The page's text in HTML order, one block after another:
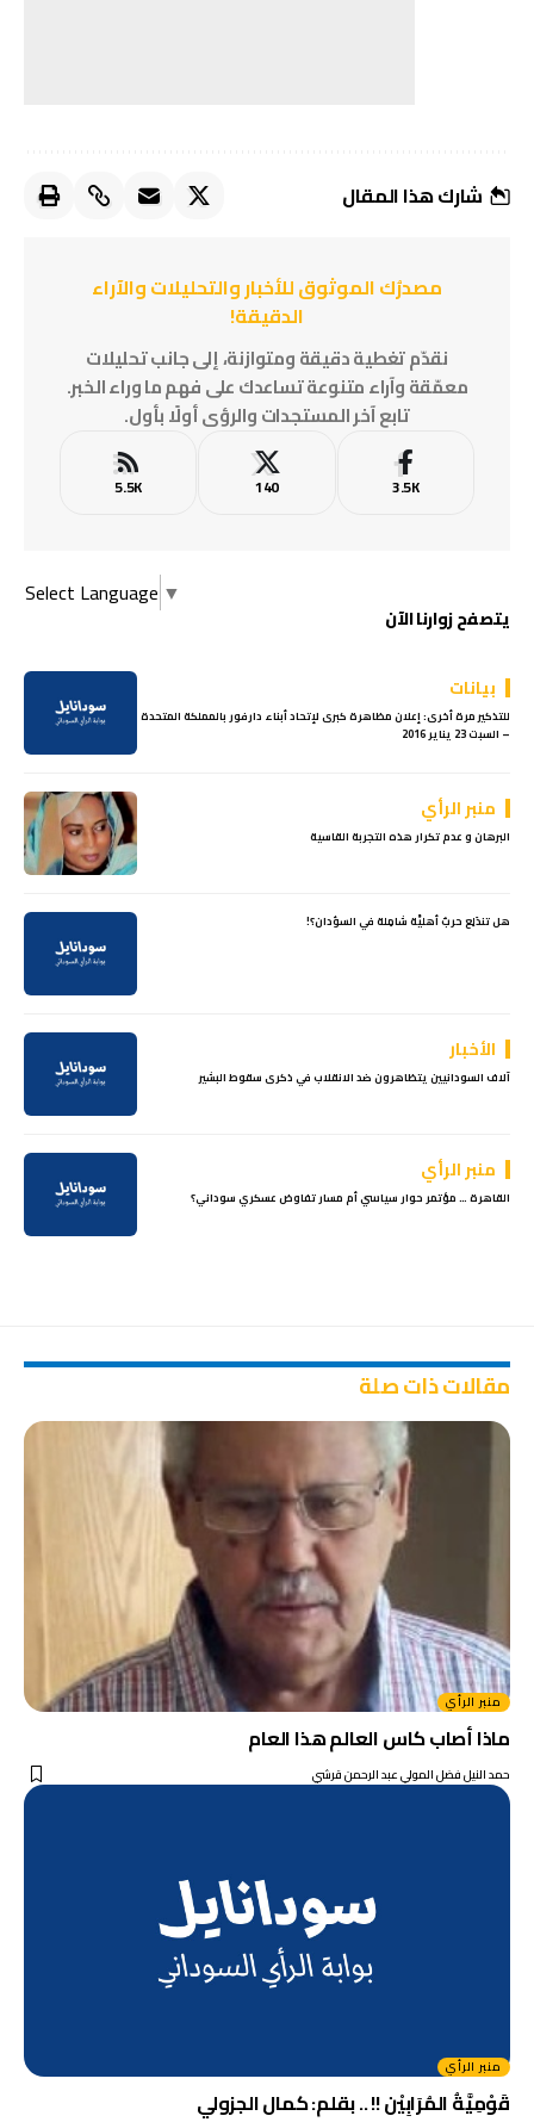
شارك هذا المقال
مصدرُك الموثوق للأخبار والتحليلات والآراء
الدقيقة!
نقدّم تغطية دقيقة ومتوازنة، إلى جانب تحليلات
معمّقة وآراء متنوعة تساعدك على فهم ما وراء الخبر.
تابع آخر المستجدات والرؤى أولًا بأول.
3.5K
140
5.5K
Select Language ▼
يتصفح زوارنا الآن
بيانات
للتذكير مرة أخرى: إعلان مظاهرة كبرى لإتحاد أبناء دارفور بالمملكة المتحدة
– السبت 23 يناير 2016
منبر الرأي
البرهان و عدم تكرار هذه التجربة القاسية
هل تندَلِع حربٌ أهليَّة شامِلة في السوُدان؟!
الأخبار
آلاف السودانيين يتظاهرون ضد الانقلاب في ذكرى سقوط البشير
منبر الرأي
القاهرة … مؤتمر حوار سياسي أم مسار تفاوض عسكري سوداني؟
مقالات ذات صلة
منبر الرأي
ماذا أصاب كاس العالم هذا العام
حمد النيل فضل المولي عبد الرحمن قرشي
منبر الرأي
قَوْمِيَّةُ المُرَابِيْن !! .. بقلم: كمال الجزولي